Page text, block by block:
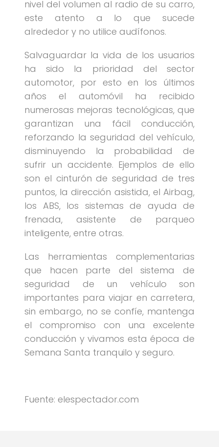
nivel del volumen al radio de su carro,
este atento a lo que sucede
alrededor y no utilice audífonos.
Salvaguardar la vida de los usuarios
ha sido la prioridad del sector
automotor, por esto en los últimos
años el automóvil ha recibido
numerosas mejoras tecnológicas, que
garantizan una fácil conducción,
reforzando la seguridad del vehículo,
disminuyendo la probabilidad de
sufrir un accidente. Ejemplos de ello
son el cinturón de seguridad de tres
puntos, la dirección asistida, el Airbag,
los ABS, los sistemas de ayuda de
frenada, asistente de parqueo
inteligente, entre otras.
Las herramientas complementarias
que hacen parte del sistema de
seguridad de un vehículo son
importantes para viajar en carretera,
sin embargo, no se confíe, mantenga
el compromiso con una excelente
conducción y vivamos esta época de
Semana Santa tranquilo y seguro.
Fuente: elespectador.com